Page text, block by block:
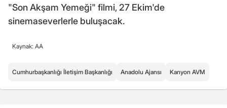
"Son Akşam Yemeği" filmi, 27 Ekim'de
sinemaseverlerle buluşacak.
Kaynak: AA
Cumhurbaşkanlığı İletişim Başkanlığı Anadolu Ajansı Kanyon AVM